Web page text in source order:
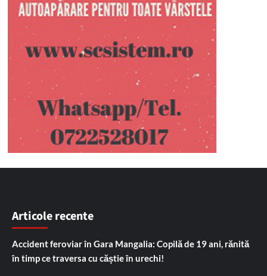
Articole recente
Accident feroviar în Gara Mangalia: Copilă de 19 ani, rănită
în timp ce traversa cu căștie în urechi!